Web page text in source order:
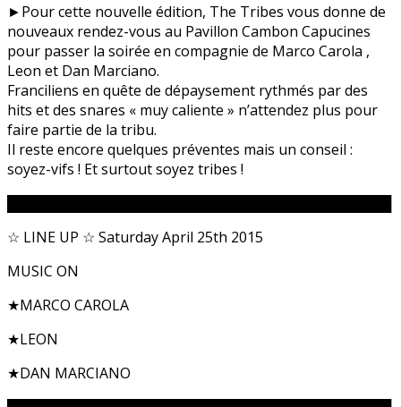
►Pour cette nouvelle édition, The Tribes vous donne de
nouveaux rendez-vous au Pavillon Cambon Capucines
pour passer la soirée en compagnie de Marco Carola ,
Leon et Dan Marciano.
Franciliens en quête de dépaysement rythmés par des
hits et des snares « muy caliente » n’attendez plus pour
faire partie de la tribu.
Il reste encore quelques préventes mais un conseil :
soyez-vifs ! Et surtout soyez tribes !
☆ LINE UP ☆ Saturday April 25th 2015
MUSIC ON
★MARCO CAROLA
★LEON
★DAN MARCIANO